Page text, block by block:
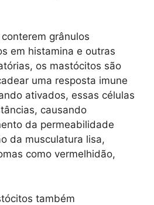
grânulos
em histamina e outras
os mastócitos são
uma resposta imune
ativados, essas células
causando
da permeabilidade
da musculatura lisa,
como vermelhidão,
também